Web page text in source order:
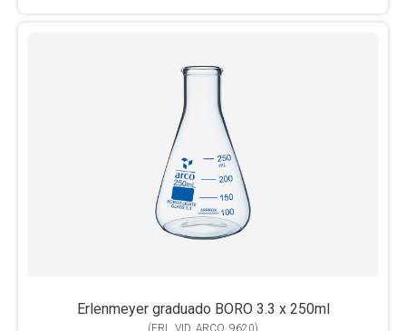
Erlenmeyer graduado BORO 3.3 x 250ml